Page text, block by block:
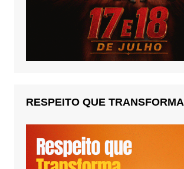
RESPEITO QUE TRANSFORMA